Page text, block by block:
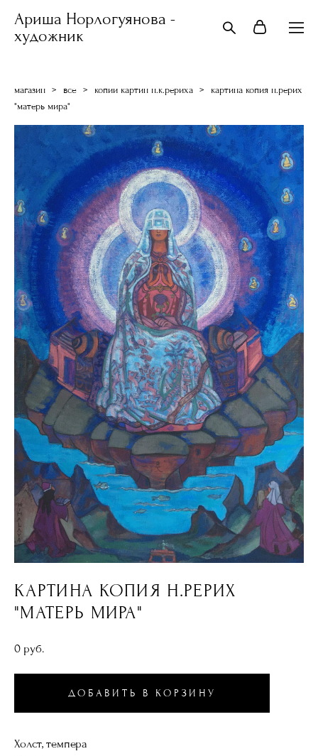
Ариша Норлогуянова -
художник
магазин > все > копии картин н.к.рериха >
картина копия н.рерих
"матерь мира"
КАРТИНА КОПИЯ Н.РЕРИХ
"МАТЕРЬ МИРА"
0 pуб.
ДОБАВИТЬ В КОРЗИНУ
Холст, темпера